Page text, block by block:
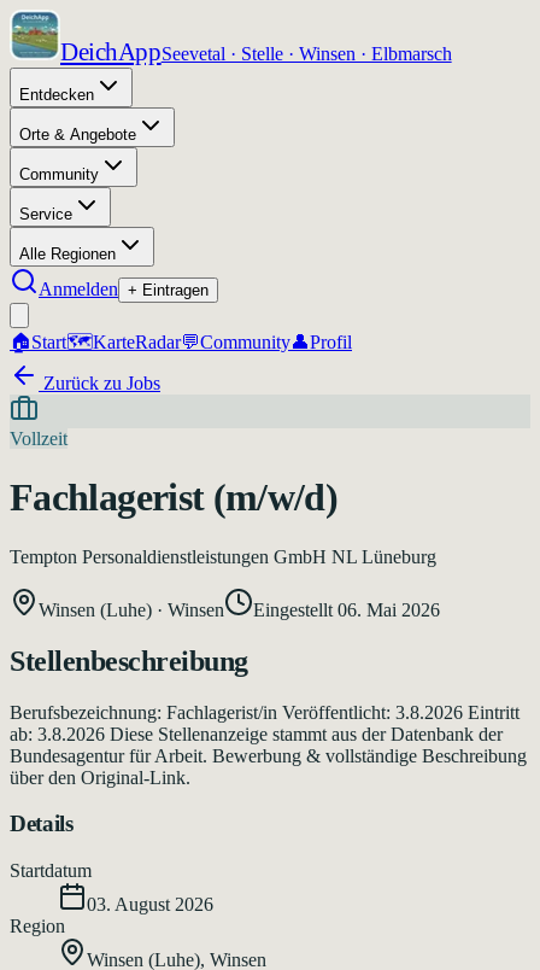
DeichAppSeevetal · Stelle · Winsen · Elbmarsch
Entdecken
Orte & Angebote
Community
Service
Alle Regionen
Anmelden + Eintragen
🏠Start🗺️KarteRadar💬Community👤Profil
Zurück zu Jobs
Vollzeit
Fachlagerist (m/w/d)
Tempton Personaldienstleistungen GmbH NL Lüneburg
Winsen (Luhe) · Winsen Eingestellt 06. Mai 2026
Stellenbeschreibung
Berufsbezeichnung: Fachlagerist/in Veröffentlicht: 3.8.2026 Eintritt
ab: 3.8.2026 Diese Stellenanzeige stammt aus der Datenbank der
Bundesagentur für Arbeit. Bewerbung & vollständige Beschreibung
über den Original-Link.
Details
Startdatum
03. August 2026
Region
Winsen (Luhe), Winsen